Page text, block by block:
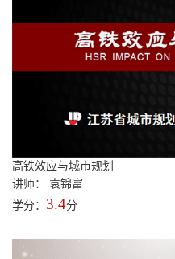
高铁效应与城市规划
讲师： 袁锦富
学分： 3.4分